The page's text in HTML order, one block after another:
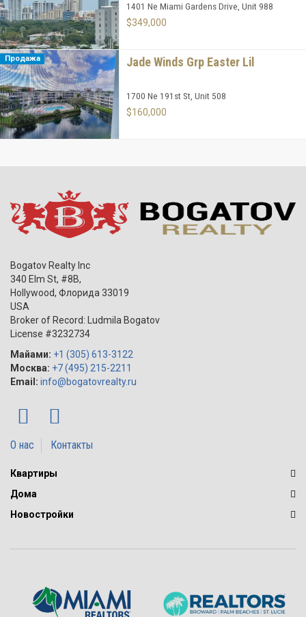
1401 Ne Miami Gardens Drive, Unit 988
$349,000
Продажа Jade Winds Grp Easter Lil
1700 Ne 191st St, Unit 508
$160,000
Bogatov Realty Inc
340 Elm St, #8B,
Hollywood, Флорида 33019
USA
Broker of Record: Ludmila Bogatov
License #3232734
Майами: +1 (305) 613-3122
Москва: +7 (495) 215-2211
Email: info@bogatovrealty.ru
О нас Контакты
Квартиры
Дома
Новостройки